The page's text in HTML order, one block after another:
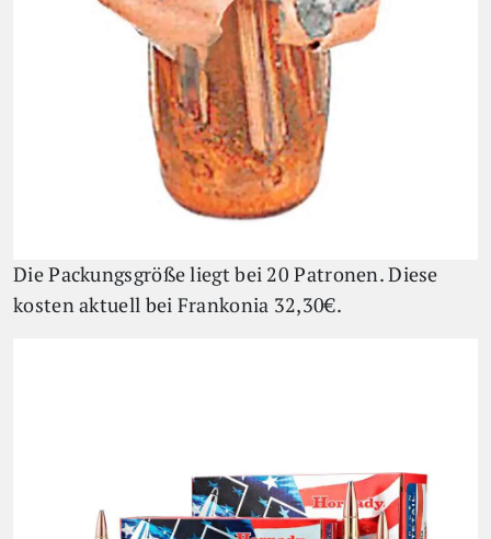
Die Packungsgröße liegt bei 20 Patronen. Diese
kosten aktuell bei Frankonia 32,30€.